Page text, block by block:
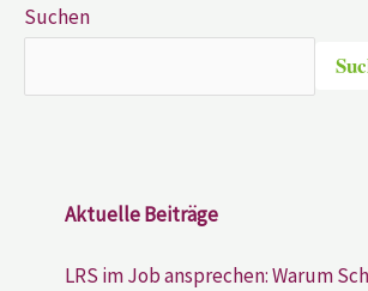
Suchen
Aktuelle Beiträge
LRS im Job ansprechen: Warum